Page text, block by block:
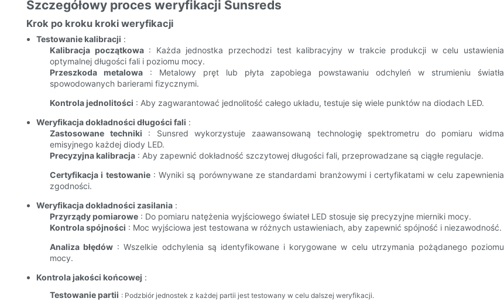
Szczegółowy proces weryfikacji Sunsreds
Krok po kroku kroki weryfikacji
Testowanie kalibracji :
Kalibracja początkowa: Każda jednostka przechodzi test kalibracyjny w trakcie produkcji w celu ustawienia
optymalnej długości fali i poziomu mocy.
Przeszkoda metalowa: Metalowy pręt lub płyta zapobiega powstawaniu odchyleń w strumieniu światła
spowodowanych barierami fizycznymi.
Kontrola jednolitości : Aby zagwarantować jednolitość całego układu, testuje się wiele punktów na diodach LED.
Weryfikacja dokładności długości fali :
Zastosowane techniki : Sunsred wykorzystuje zaawansowaną technologię spektrometru do pomiaru widma
emisyjnego każdej diody LED.
Precyzyjna kalibracja : Aby zapewnić dokładność szczytowej długości fali, przeprowadzane są ciągłe regulacje.
Certyfikacja i testowanie: Wyniki są porównywane ze standardami branżowymi i certyfikatami w celu zapewnienia
zgodności.
Weryfikacja dokładności zasilania:
Przyrządy pomiarowe : Do pomiaru natężenia wyjściowego świateł LED stosuje się precyzyjne mierniki mocy.
Kontrola spójności : Moc wyjściowa jest testowana w różnych ustawieniach, aby zapewnić spójność i niezawodność.
Analiza błędów : Wszelkie odchylenia są identyfikowane i korygowane w celu utrzymania pożądanego poziomu
mocy.
Kontrola jakości końcowej :
Testowanie partii : Podzbiór jednostek z każdej partii jest testowany w celu dalszej weryfikacji.